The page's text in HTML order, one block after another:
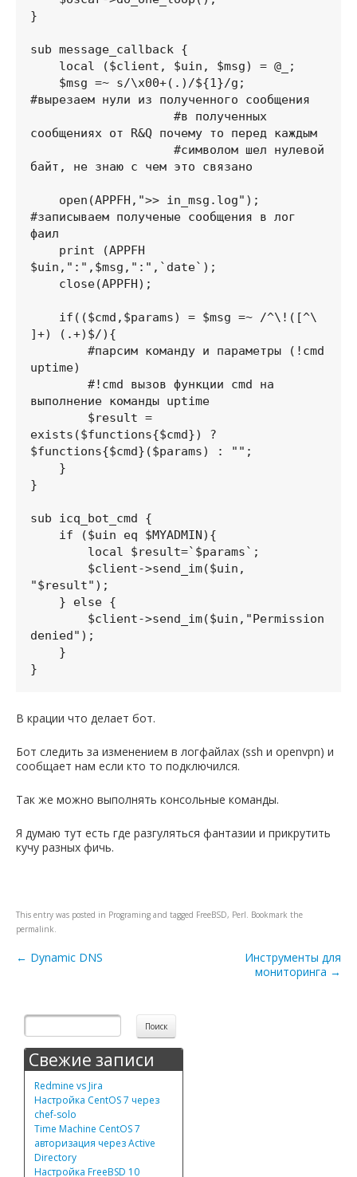
}
sub message_callback {
#вырезаем нули из полученного сообщения
сообщениях от R&Q почему то перед каждым
байт, не знаю с чем это связано
#записываем полученые сообщения в лог
фаил
$uin,":",$msg,":",`date`);
]+) (.+)$/){
uptime)
выполнение команды uptime
exists($functions{$cmd}) ?
$functions{$cmd}($params) : "";
}
sub icq_bot_cmd {
"$result");
denied");
В крации что делает бот.
Бот следить за изменением в логфайлах (ssh и openvpn) и
сообщает нам если кто то подключился.
Так же можно выполнять консольные команды.
Я думаю тут есть где разгуляться фантазии и прикрутить
кучу разных фичь.
This entry was posted in Programing and tagged FreeBSD, Perl. Bookmark the
permalink.
Post navigation
← Dynamic DNS
Инструменты для
мониторинга →
Свежие записи
Redmine vs Jira
Настройка CentOS 7 через
chef-solo
Time Machine CentOS 7
авторизация через Active
Directory
Настройка FreeBSD 10